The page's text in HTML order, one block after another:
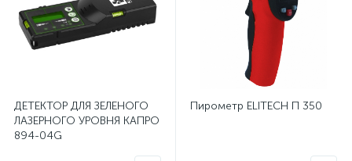
ДЕТЕКТОР ДЛЯ ЗЕЛЕНОГО
ЛАЗЕРНОГО УРОВНЯ КАПРО
894-04G
Пирометр ELITECH П 350